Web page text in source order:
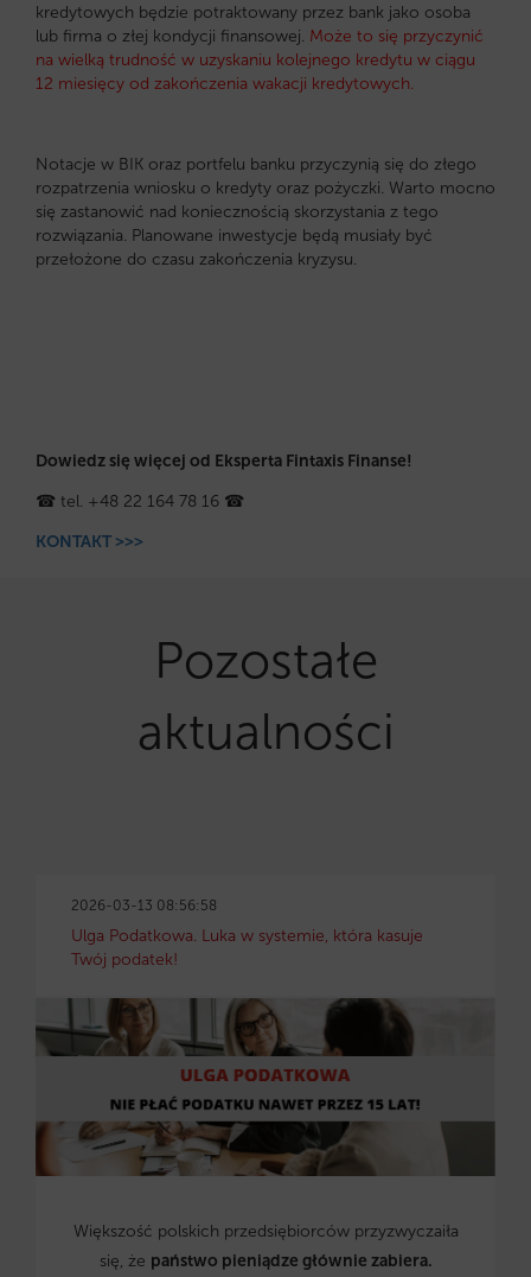
kredytowych będzie potraktowany przez bank jako osoba
lub firma o złej kondycji finansowej. Może to się przyczynić
na wielką trudność w uzyskaniu kolejnego kredytu w ciągu
12 miesięcy od zakończenia wakacji kredytowych.
Notacje w BIK oraz portfelu banku przyczynią się do złego
rozpatrzenia wniosku o kredyty oraz pożyczki. Warto mocno
się zastanowić nad koniecznością skorzystania z tego
rozwiązania. Planowane inwestycje będą musiały być
przełożone do czasu zakończenia kryzysu.
Dowiedz się więcej od Eksperta Fintaxis Finanse!
☎ tel. +48 22 164 78 16 ☎
KONTAKT >>>
Pozostałe
aktualności
2026-03-13 08:56:58
Ulga Podatkowa. Luka w systemie, która kasuje
Twój podatek!
Większość polskich przedsiębiorców przyzwyczaiła
się, że państwo pieniądze głównie zabiera.